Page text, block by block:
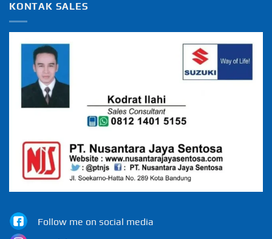
KONTAK SALES
Follow me on social media